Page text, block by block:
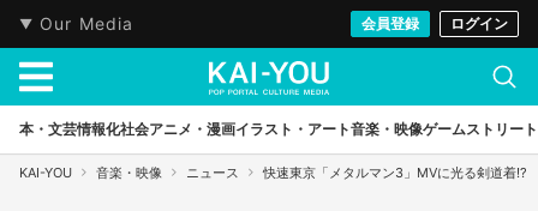
Our Media 会員登録 ログイン
本・文芸情報化社会アニメ・漫画イラスト・アート音楽・映像ゲームストリート
KAI-YOU 音楽・映像 ニュース 快速東京「メタルマン3」MVに光る剣道着!?